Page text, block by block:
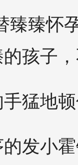
臻臻怀
孩子
猛地
发小